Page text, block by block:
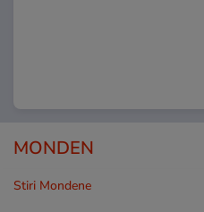
MONDEN
Stiri Mondene